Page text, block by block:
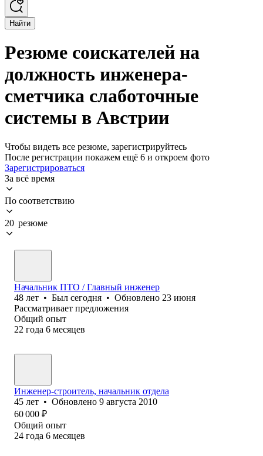
Найти
Резюме соискателей на
должность инженера-
сметчика слаботочные
системы в Австрии
Чтобы видеть все резюме, зарегистрируйтесь
После регистрации покажем ещё 6 и откроем фото
Зарегистрироваться
За всё время
По соответствию
20 резюме
Начальник ПТО / Главный инженер
48 лет • Был сегодня • Обновлено 23 июня
Рассматривает предложения
Общий опыт
22 года 6 месяцев
Инженер-строитель, начальник отдела
45 лет • Обновлено 9 августа 2010
60 000 ₽
Общий опыт
24 года 6 месяцев